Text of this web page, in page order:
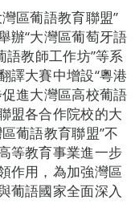
區葡語教育聯盟”
辦“大灣區葡萄牙語
語教師工作坊”等系
譯大賽中增設“粵港
進大灣區高校葡語
盟各合作院校的大
葡語教育聯盟”不
等教育事業進一步
作用，為加強灣區
葡語國家全面深入